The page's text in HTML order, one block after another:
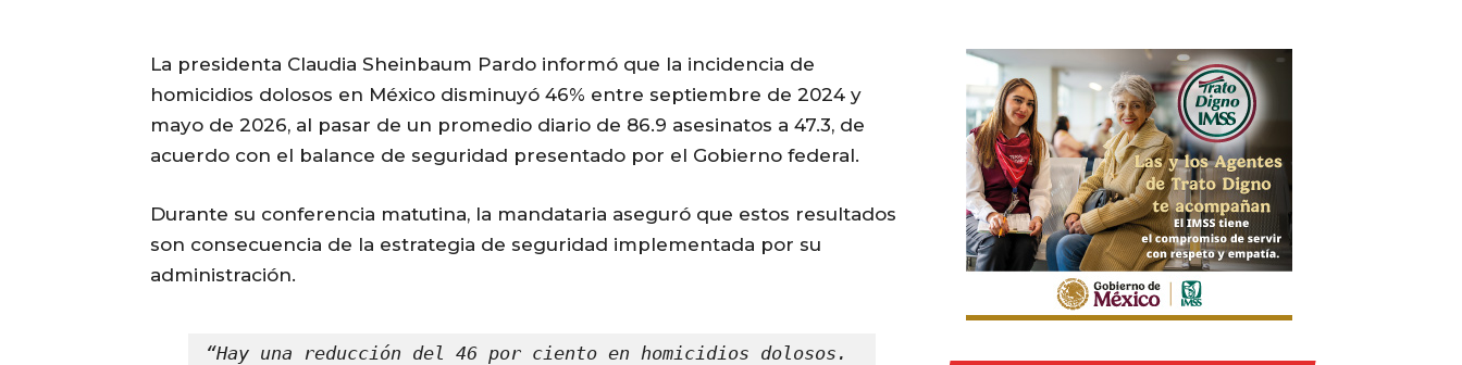
La presidenta Claudia Sheinbaum Pardo informó que la incidencia de
homicidios dolosos en México disminuyó 46% entre septiembre de 2024 y
mayo de 2026, al pasar de un promedio diario de 86.9 asesinatos a 47.3, de
acuerdo con el balance de seguridad presentado por el Gobierno federal.
Durante su conferencia matutina, la mandataria aseguró que estos resultados
son consecuencia de la estrategia de seguridad implementada por su
administración.
“Hay una reducción del 46 por ciento en homicidios dolosos.